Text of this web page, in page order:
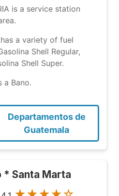
is a service station
a variety of fuel
Shell Regular,
Shell Super.
a Bano.
Departamentos de
Guatemala
* Santa Marta